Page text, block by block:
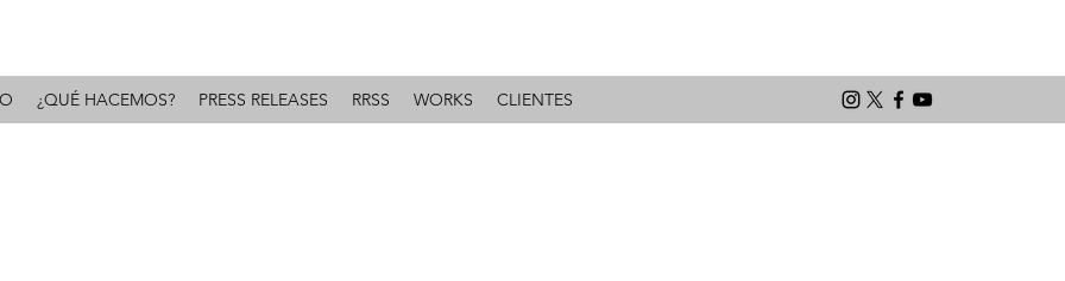
¿QUÉ HACEMOS? PRESS RELEASES RRSS WORKS CLIENTES